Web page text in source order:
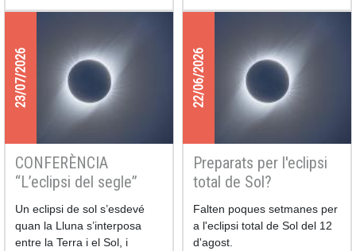
23/07/2026
CONFERÈNCIA
“L’eclipsi del segle”
Un eclipsi de sol s’esdevé
quan la Lluna s’interposa
entre la Terra i el Sol, i
22/06/2026
Preparats per l'eclipsi
total de Sol?
Falten poques setmanes per
a l'eclipsi total de Sol del 12
d'agost.